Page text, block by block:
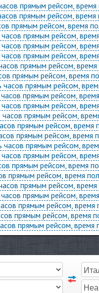
прямым рейсом,
прямым рейсом,
прямым рейсом, время
прямым рейсом,
прямым рейсом,
прямым рейсом,
прямым рейсом,
прямым рейсом, время
часов прямым рейсом,
прямым рейсом,
прямым рейсом,
часов прямым рейсом,
прямым рейсом,
прямым рейсом, время
часов прямым рейсом,
прямым рейсом,
прямым рейсом, время
прямым рейсом, время
прямым рейсом,
прямым рейсом,
прямым рейсом, время
прямым рейсом, время
прямым рейсом,